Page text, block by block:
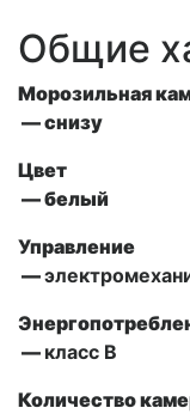
Общие
Морозильная
— снизу
Цвет
— белый
Управление
—
— класс В
Количество